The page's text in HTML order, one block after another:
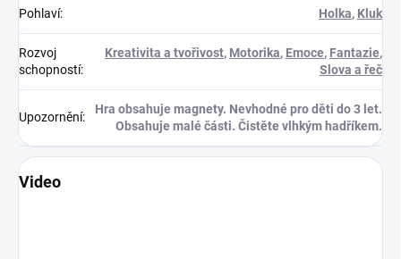
Pohlaví: Holka, Kluk
Rozvoj
schopností:
Kreativita a tvořivost, Motorika, Emoce, Fantazie,
Slova a řeč
Upozornění:
Hra obsahuje magnety. Nevhodné pro děti do 3 let.
Obsahuje malé části. Čistěte vlhkým hadříkem.
Video